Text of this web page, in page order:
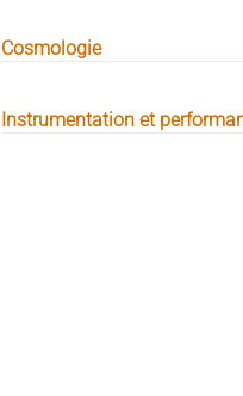
Cosmologie
Instrumentation et